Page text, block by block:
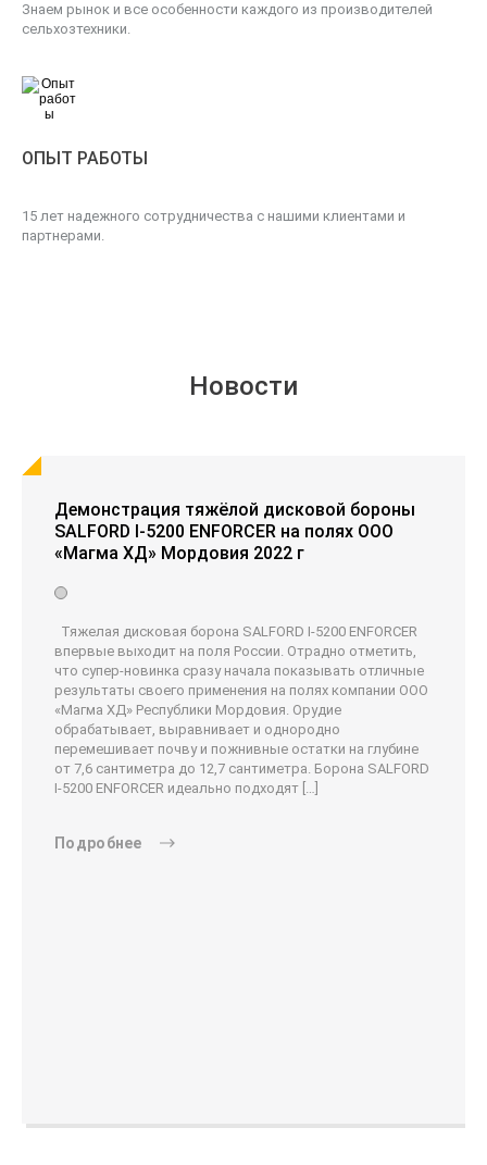
Знаем рынок и все особенности каждого из производителей
сельхозтехники.
ОПЫТ РАБОТЫ
15 лет надежного сотрудничества с нашими клиентами и
партнерами.
Новости
Демонстрация тяжёлой дисковой бороны
SALFORD I-5200 ENFORCER на полях ООО
«Магма ХД» Мордовия 2022 г
Тяжелая дисковая борона SALFORD I-5200 ENFORCER
впервые выходит на поля России. Отрадно отметить,
что супер-новинка сразу начала показывать отличные
результаты своего применения на полях компании ООО
«Магма ХД» Республики Мордовия. Орудие
обрабатывает, выравнивает и однородно
перемешивает почву и пожнивные остатки на глубине
от 7,6 сантиметра до 12,7 сантиметра. Борона SALFORD
I-5200 ENFORCER идеально подходят […]
Подробнее